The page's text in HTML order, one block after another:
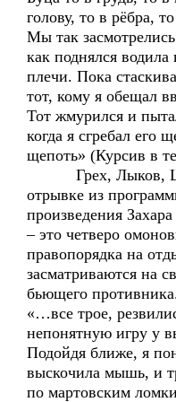
голову, то в рёбра,
Мы так
как поднялся
плечи. Пока
тот, кому я обещал
Тот жмурился и
когда я сгребал его
щепоть» (Курсив в
Грех, Лыков,
отрывке из
произведения
– это четверо
правопорядка на
засматриваются на
бьющего
«…все трое,
непонятную игру у
Подойдя ближе, я
выскочила мышь, и
по мартовским